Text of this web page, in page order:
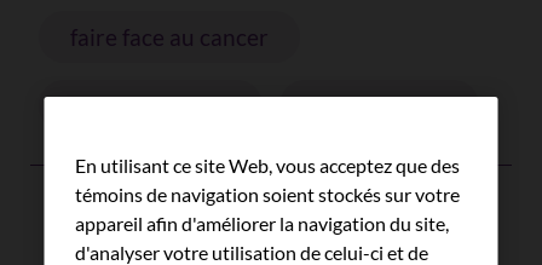
faire face au cancer
proches aidants qualité de vie
En utilisant ce site Web, vous acceptez que des
témoins de navigation soient stockés sur votre
appareil afin d'améliorer la navigation du site,
d'analyser votre utilisation de celui-ci et de